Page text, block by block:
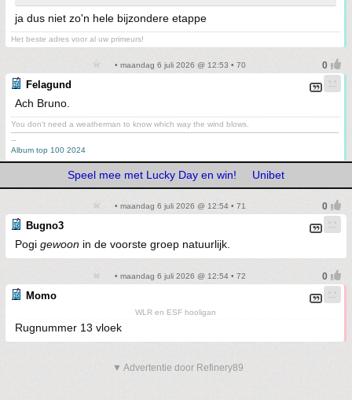
ja dus niet zo'n hele bijzondere etappe
Het beste adres voor al uw primeurs!
• maandag 6 juli 2026 @ 12:53 • 70
Felagund
Ach Bruno.
You don't need a weatherman to know which way the wind blows.
-------------------------------------------------------------------------------------------------------------------------------------------
--
Album top 100 2024
Speel mee met Lucky Day en win! Unibet
• maandag 6 juli 2026 @ 12:54 • 71
Bugno3
Pogi gewoon in de voorste groep natuurlijk.
• maandag 6 juli 2026 @ 12:54 • 72
Momo
WLR en ESF hooligan
Rugnummer 13 vloek
▼ Advertentie door Refinery89